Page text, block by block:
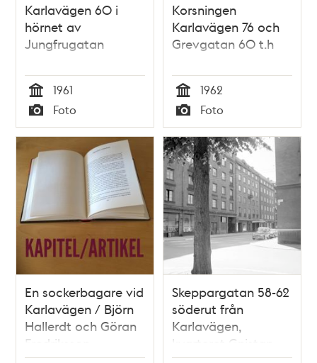
Karlavägen 60 i
hörnet av
Jungfrugatan
Tid
1961
Typ
Foto
Korsningen
Karlavägen 76 och
Grevgatan 60 t.h
Tid
1962
Typ
Foto
En sockerbagare vid
Karlavägen / Björn
Hallerdt och Göran
Fredriksson
Skeppargatan 58-62
söderut från
Karlavägen,
kvarteret Gnistan